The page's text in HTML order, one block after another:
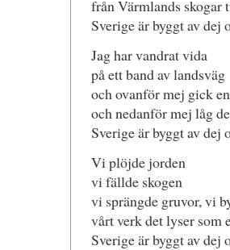
från Värmlands skogar
Sverige är byggt av dej
Jag har vandrat vida
på ett band av landsväg
och ovanför mej gick
och nedanför mej låg
Sverige är byggt av dej
Vi plöjde jorden
vi fällde skogen
vi sprängde gruvor, vi
vårt verk det lyser som
Sverige är byggt av dej